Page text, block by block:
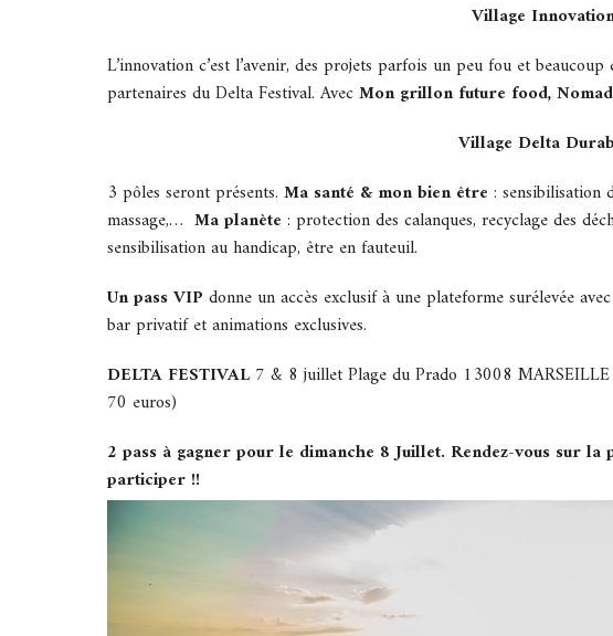
Village
L’innovation c’est l’avenir, des projets parfois un peu fou et
partenaires du Delta Festival. AvecMon grillon future food,
Village Delta
3 pôles seront présents. Ma santé & mon bien être : sensibilisation
massage,… Ma planète : protection des calanques, recyclage des
sensibilisation au handicap, être en fauteuil.
Un pass VIP donne un accès exclusif à une plateforme surélevée
bar privatif et animations exclusives.
DELTA FESTIVAL7 & 8 juillet Plage du Prado 13008
70 euros)
2 pass à gagner pour le dimanche 8 Juillet. Rendez-vous sur la
participer !!